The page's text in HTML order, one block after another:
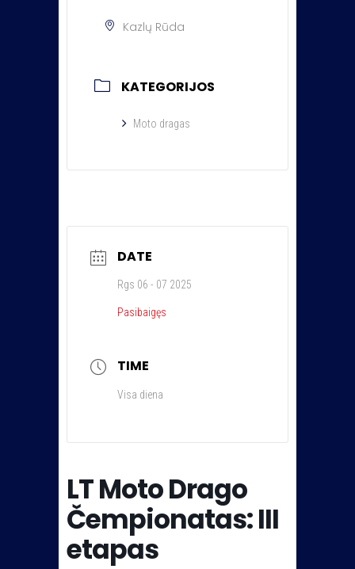
Kazlų Rūda
KATEGORIJOS
Moto dragas
DATE
Rgs 06 - 07 2025
Pasibaigęs
TIME
Visa diena
LT Moto Drago
Čempionatas: III
etapas